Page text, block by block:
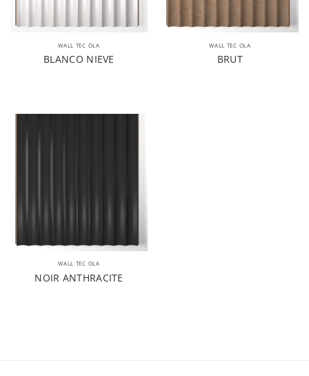
WALL TEC OLA
BLANCO NIEVE
WALL TEC OLA
BRUT
WALL TEC OLA
NOIR ANTHRACITE